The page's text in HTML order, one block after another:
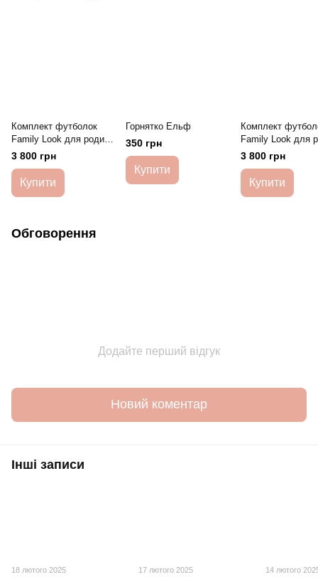
Комплект футболок
Family Look для родини
Казкові ельфики
HeyBaby
3 800 грн
Купити
Горнятко Ельф
350 грн
Купити
Комплект
Family Look для
Веселе оленятко
HeyBaby
3 800 грн
Купити
Обговорення
Додайте перший відгук
Новий коментар
Інші записи
18 лютого 2025 17 лютого 2025 14 лютого